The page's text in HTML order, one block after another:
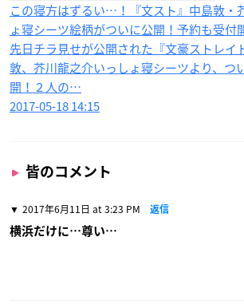
この寝方はずるい…！『文スト』中島敦・
ょ寝シーツ絵柄がついに公開！予約も受付
先日チラ見せが公開された『文豪ストレイ
敦、芥川龍之介いっしょ寝シーツより、つ
開！２人の…
2017-05-18 14:15
皆のコメント
2017年6月11日 at 3:23 PM 返信
横浜だけに…尊い…